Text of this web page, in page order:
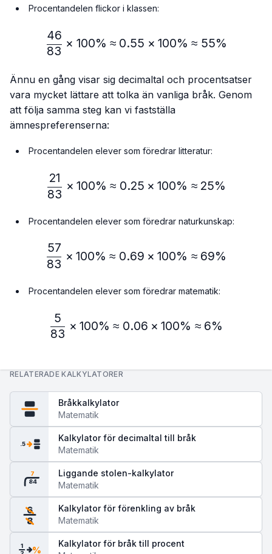
Procentandelen flickor i klassen:
\frac{46}{83} × 100\%
83
46
× 100% ≈ 0.55 × 100% ≈ 55%
Ännu en gång visar sig decimaltal och procentsatser
vara mycket lättare att tolka än vanliga bråk. Genom
att följa samma steg kan vi fastställa
ämnespreferenserna:
Procentandelen elever som föredrar litteratur:
\frac{21}{83} × 100\% ≈
83
21
× 100% ≈ 0.25 × 100% ≈ 25%
Procentandelen elever som föredrar naturkunskap:
\frac{57}{83} × 100\% ≈
83
57
× 100% ≈ 0.69 × 100% ≈ 69%
Procentandelen elever som föredrar matematik:
\frac{5}{83} × 100\% ≈
83
5
× 100% ≈ 0.06 × 100% ≈ 6%
RELATERADE KALKYLATORER
Bråkkalkylator
Matematik
.5
Kalkylator för decimaltal till bråk
Matematik
84
7
Liggande stolen-kalkylator
Matematik
6
8
Kalkylator för förenkling av bråk
Matematik
1 %
Kalkylator för bråk till procent